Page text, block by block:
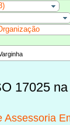
17025
Assessoria